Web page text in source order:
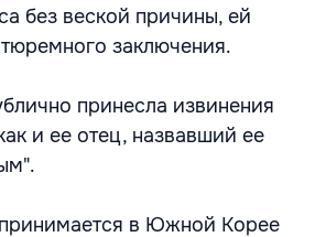
без веской причины, ей
заключения.
принесла извинения
и ее отец, назвавший ее
в Южной Корее